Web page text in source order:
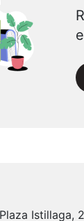
Plaza Istillaga,